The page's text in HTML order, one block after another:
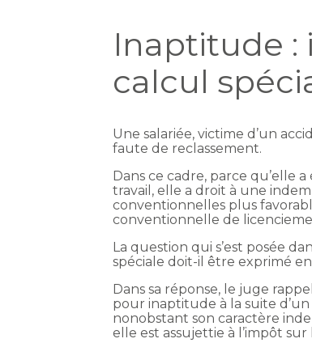
Inaptitude :
calcul
Une salariée, victime d’un
faute de reclassement.
Dans ce cadre, parce qu’elle
travail, elle a droit à une
conventionnelles plus
conventionnelle de
La question qui s’est posée
spéciale doit-il être exprimé
Dans sa réponse, le juge
pour inaptitude à la suite
nonobstant son caractère
elle est assujettie à l’impôt